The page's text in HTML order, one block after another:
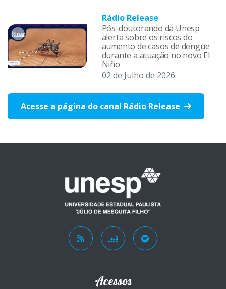
Rádio Release
Pós-doutorando da Unesp
alerta sobre os riscos do
aumento de casos de dengue
durante a atuação no novo El
Niño
02 de Julho de 2026
Acesse a página do canal Rádio Release
Acessos